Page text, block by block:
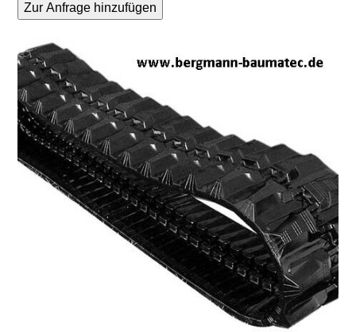
Zur Anfrage hinzufügen